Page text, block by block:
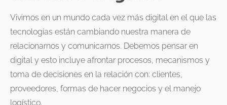
Vivimos en un mundo cada vez más digital en el que las
tecnologías están cambiando nuestra manera de
relacionarnos y comunicarnos. Debemos pensar en
digital y esto incluye afrontar procesos, mecanismos y
toma de decisiones en la relación con: clientes,
proveedores, formas de hacer negocios y el manejo
logístico.